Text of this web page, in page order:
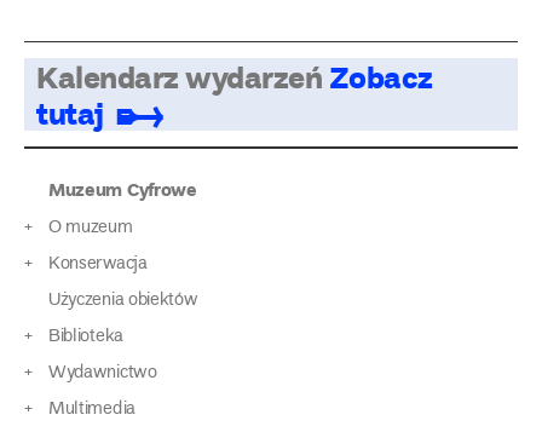
Kalendarz wydarzeńZobacz
tutaj
Muzeum Cyfrowe
O muzeum
Konserwacja
Użyczenia obiektów
Biblioteka
Wydawnictwo
Multimedia